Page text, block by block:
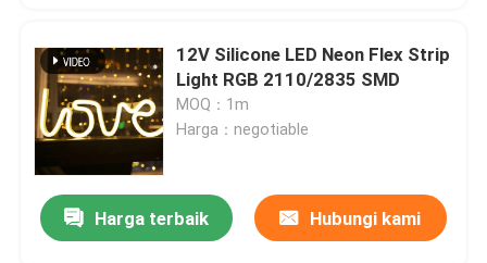
12V Silicone LED Neon Flex Strip
Light RGB 2110/2835 SMD
MOQ：1m
Harga：negotiable
Harga terbaik Hubungi kami